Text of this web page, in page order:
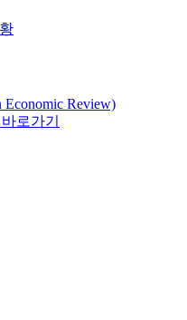
Economic Review)
로가기